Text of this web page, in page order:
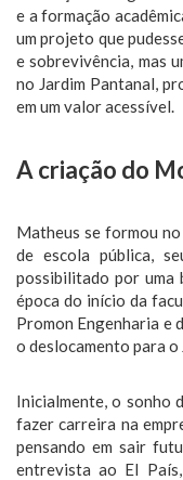
e a formação
um projeto que
e sobrevivência, mas
no Jardim Pantanal,
em um valor acessível.
A criação do
Matheus se formou
de escola pública,
possibilitado por uma
época do início da
Promon Engenharia e
o deslocamento para
Inicialmente, o sonho
fazer carreira na
pensando em sair
entrevista ao El